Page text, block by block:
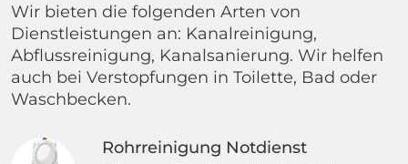
Wir bieten die folgenden Arten von
Dienstleistungen an: Kanalreinigung,
Abflussreinigung, Kanalsanierung. Wir helfen
auch bei Verstopfungen in Toilette, Bad oder
Waschbecken.
Rohrreinigung Notdienst